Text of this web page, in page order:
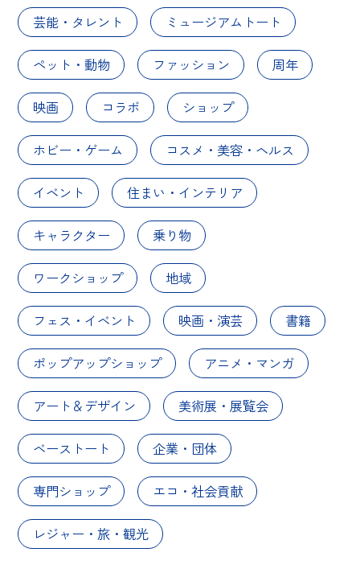
芸能・タレント ミュージアムトート
ペット・動物 ファッション 周年
映画 コラボ ショップ
ホビー・ゲーム コスメ・美容・ヘルス
イベント 住まい・インテリア
キャラクター 乗り物
ワークショップ 地域
フェス・イベント 映画・演芸 書籍
ポップアップショップ アニメ・マンガ
アート＆デザイン 美術展・展覧会
ベーストート 企業・団体
専門ショップ エコ・社会貢献
レジャー・旅・観光